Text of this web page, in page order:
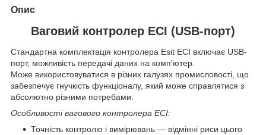
Опис
Ваговий контролер ECI (USB-порт)
Стандартна комплектація контролера Esit ECI включає USB-
порт, можливість передачі даних на комп'ютер.
Може використовуватися в різних галузях промисловості, що
забезпечує гнучкість функціоналу, який може справлятися з
абсолютно різними потребами.
Особливості вагового контролера ECI:
Точність контролю і вимірювань — відмінні риси цього